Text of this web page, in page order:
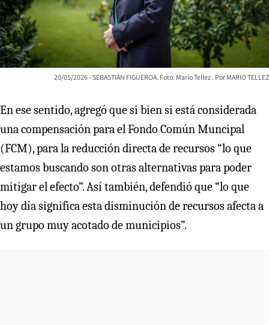
20/05/2026 - SEBASTIAN FIGUEROA. Foto: Mario Tellez MARIO TELLEZ
En ese sentido, agregó que si bien si está considerada
una compensación para el Fondo Común Muncipal
(FCM), para la reducción directa de recursos “lo que
estamos buscando son otras alternativas para poder
mitigar el efecto”. Así también, defendió que “lo que
hoy día significa esta disminución de recursos afecta a
un grupo muy acotado de municipios”.